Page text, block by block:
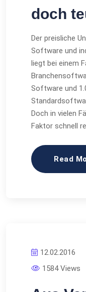
doch
Der preisliche
Software und
liegt bei einem
Software und
Doch in vielen
Faktor schnell
Read
12.02.2016
1584 Views